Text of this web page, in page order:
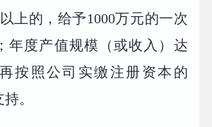
上的，给予1000万元的一次
年度产值规模（或收入）达
按照公司实缴注册资本的
。